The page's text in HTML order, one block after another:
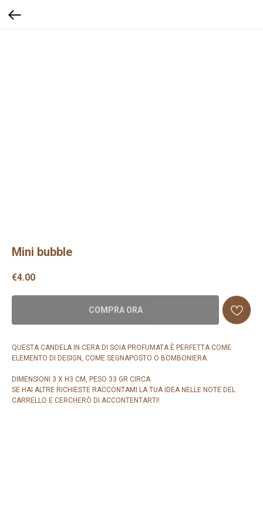
Mini bubble
€4.00
COMPRA ORA
QUESTA CANDELA IN CERA DI SOIA PROFUMATA È PERFETTA COME
ELEMENTO DI DESIGN, COME SEGNAPOSTO O BOMBONIERA.
DIMENSIONI 3 X H3 CM, PESO 33 GR CIRCA.
SE HAI ALTRE RICHIESTE RACCONTAMI LA TUA IDEA NELLE NOTE DEL
CARRELLO E CERCHERÒ DI ACCONTENTARTI!